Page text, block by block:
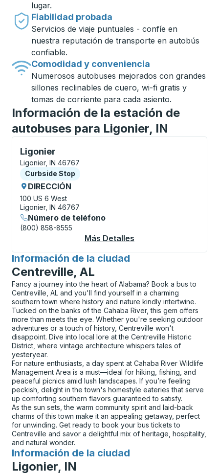
lugar.
Fiabilidad probada
Servicios de viaje puntuales - confíe en
nuestra reputación de transporte en autobús
confiable.
Comodidad y conveniencia
Numerosos autobuses mejorados con grandes
sillones reclinables de cuero, wi-fi gratis y
tomas de corriente para cada asiento.
Información de la estación de
autobuses para Ligonier, IN
Ligonier
Curbside Stop, utilice las teclas de flecha o la tecla
Ligonier, IN 46767
Curbside Stop
Curbside Stop
DIRECCIÓN
100 US 6 West
Ligonier, IN 46767
Número de teléfono
(800) 858-8555
Más Detalles
Información de la ciudad
para
Centreville, AL
Fancy a journey into the heart of Alabama? Book a bus to
Centreville, AL and you'll find yourself in a charming
southern town where history and nature kindly intertwine.
Tucked on the banks of the Cahaba River, this gem offers
more than meets the eye. Whether you're seeking outdoor
adventures or a touch of history, Centreville won't
disappoint. Dive into local lore at the Centreville Historic
District, where vintage architecture whispers tales of
yesteryear.
For nature enthusiasts, a day spent at Cahaba River Wildlife
Management Area is a must—ideal for hiking, fishing, and
peaceful picnics amid lush landscapes. If you’re feeling
peckish, delight in the town's homestyle eateries that serve
up comforting southern flavors guaranteed to satisfy.
As the sun sets, the warm community spirit and laid-back
charms of this town make it an appealing getaway, perfect
for unwinding. Get ready to book your bus tickets to
Centreville and savor a delightful mix of heritage, hospitality,
and natural wonder.
Información de la ciudad
para
Ligonier, IN